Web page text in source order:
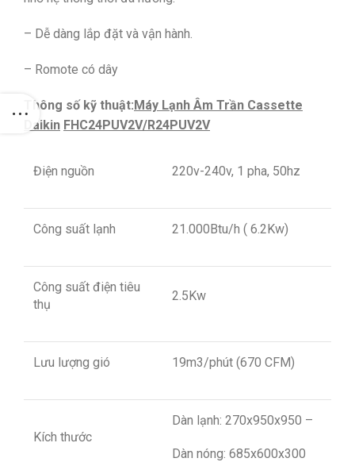
– Dễ dàng lắp đặt và vận hành.
– Romote có dây
Thông số kỹ thuật:Máy Lạnh Âm Trần Cassette
Daikin FHC24PUV2V/R24PUV2V
Điện nguồn 220v-240v, 1 pha, 50hz
Công suất lạnh 21.000Btu/h ( 6.2Kw)
Công suất điện tiêu
thụ
2.5Kw
Lưu lượng gió 19m3/phút (670 CFM)
Kích thước
Dàn lạnh: 270x950x950 –
Dàn nóng: 685x600x300